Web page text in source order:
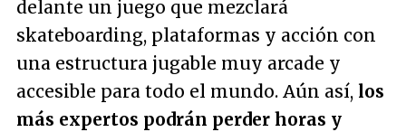
delante un juego que mezclará
skateboarding, plataformas y acción con
una estructura jugable muy arcade y
accesible para todo el mundo. Aún así, los
más expertos podrán perder horas y